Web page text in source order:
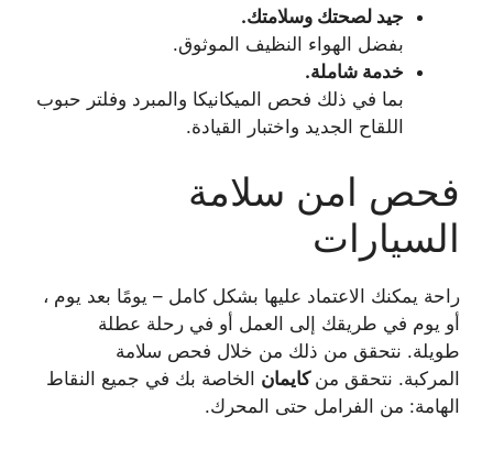
جيد لصحتك وسلامتك.
بفضل الهواء النظيف الموثوق.
خدمة شاملة.
بما في ذلك فحص الميكانيكا والمبرد وفلتر حبوب
اللقاح الجديد واختبار القيادة.
فحص امن سلامة
السيارات
راحة يمكنك الاعتماد عليها بشكل كامل – يومًا بعد يوم ،
أو يوم في طريقك إلى العمل أو في رحلة عطلة
طويلة. نتحقق من ذلك من خلال فحص سلامة
المركبة. نتحقق من كايمان الخاصة بك في جميع النقاط
الهامة: من الفرامل حتى المحرك.